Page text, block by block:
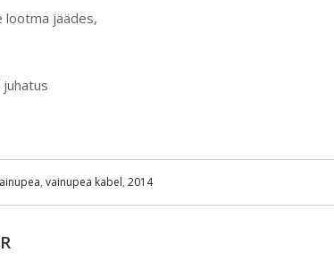
lootma jäädes,
juhatus
, vainupea kabel, 2014